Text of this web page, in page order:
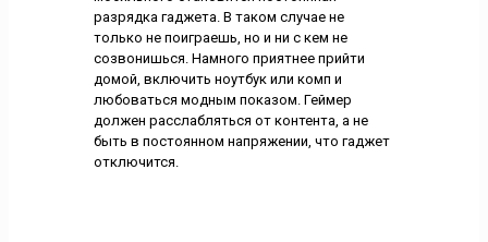
разрядка гаджета. В таком случае не
только не поиграешь, но и ни с кем не
созвонишься. Намного приятнее прийти
домой, включить ноутбук или комп и
любоваться модным показом. Геймер
должен расслабляться от контента, а не
быть в постоянном напряжении, что гаджет
отключится.